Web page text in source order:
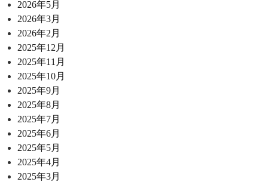
2026年5月
2026年3月
2026年2月
2025年12月
2025年11月
2025年10月
2025年9月
2025年8月
2025年7月
2025年6月
2025年5月
2025年4月
2025年3月